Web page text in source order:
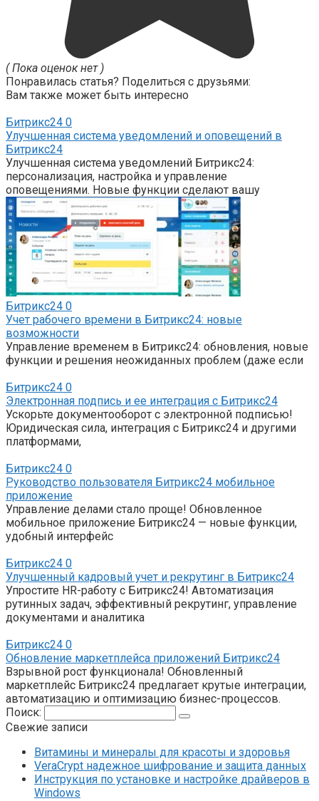
( Пока оценок нет )
Понравилась статья? Поделиться с друзьями:
Вам также может быть интересно
Битрикс24 0
Улучшенная система уведомлений и оповещений в
Битрикс24
Улучшенная система уведомлений Битрикс24:
персонализация, настройка и управление
оповещениями. Новые функции сделают вашу
Битрикс24 0
Учет рабочего времени в Битрикс24: новые
возможности
Управление временем в Битрикс24: обновления, новые
функции и решения неожиданных проблем (даже если
Битрикс24 0
Электронная подпись и ее интеграция с Битрикс24
Ускорьте документооборот с электронной подписью!
Юридическая сила, интеграция с Битрикс24 и другими
платформами,
Битрикс24 0
Руководство пользователя Битрикс24 мобильное
приложение
Управление делами стало проще! Обновленное
мобильное приложение Битрикс24 — новые функции,
удобный интерфейс
Битрикс24 0
Улучшенный кадровый учет и рекрутинг в Битрикс24
Упростите HR-работу с Битрикс24! Автоматизация
рутинных задач, эффективный рекрутинг, управление
документами и аналитика
Битрикс24 0
Обновление маркетплейса приложений Битрикс24
Взрывной рост функционала! Обновленный
маркетплейс Битрикс24 предлагает крутые интеграции,
автоматизацию и оптимизацию бизнес-процессов.
Поиск:
Свежие записи
Витамины и минералы для красоты и здоровья
VeraCrypt надежное шифрование и защита данных
Инструкция по установке и настройке драйверов в
Windows